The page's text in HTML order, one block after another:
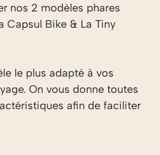
nos 2 modèles phares
Capsul Bike & La Tiny
le plus adapté à vos
On vous donne toutes
afin de faciliter